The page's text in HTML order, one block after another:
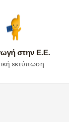
στην Ε.Ε.
εκτύπωση